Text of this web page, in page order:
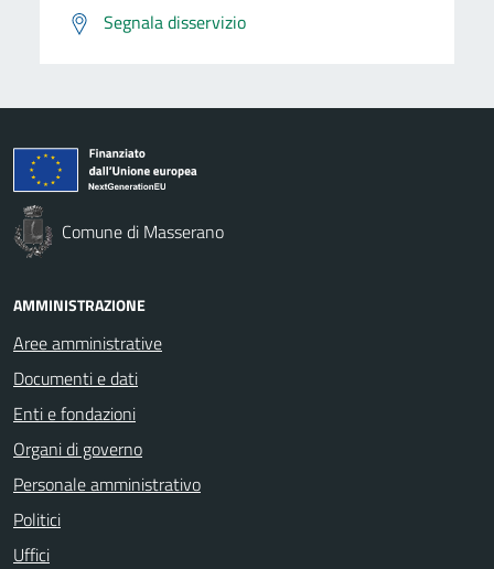
Segnala disservizio
Comune di Masserano
AMMINISTRAZIONE
Aree amministrative
Documenti e dati
Enti e fondazioni
Organi di governo
Personale amministrativo
Politici
Uffici